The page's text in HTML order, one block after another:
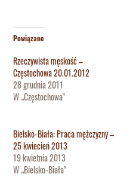
Powiązane
Rzeczywista męskość –
Częstochowa 20.01.2012
28 grudnia 2011
W „Częstochowa"
Bielsko-Biała: Praca mężczyzny –
25 kwiecień 2013
19 kwietnia 2013
W „Bielsko-Biała"